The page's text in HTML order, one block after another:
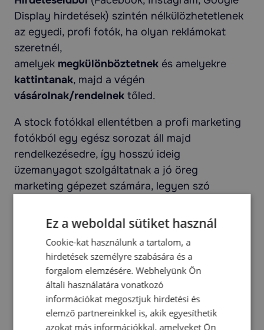
Display hirdetések) szintén nélkülözhetetlenek
az egyedi, profi fotók, ha olyan reklámokat
szeretnél,
amelyek megkülönböztetnek és amelyekre
kattintanak, majd a végén
vásárolnak/rendelnek tőled.
A stock fotókkal ellentétben a profi marketing
fotókból egy egész sorozat áll majd
rendelkezésedre, így hosszú ideig
üzemanyagot szolgáltatnak a jó öreg
marketing gépezet számára, legyen szó
Mit gondolnak ügyfeleink a közös munkáról?
Ebben a videóban elmondják:
Ez a weboldal sütiket használ
Cookie-kat használunk a tartalom, a
hirdetések személyre szabására és a
forgalom elemzésére. Webhelyünk Ön
általi használatára vonatkozó
információkat megosztjuk hirdetési és
elemző partnereinkkel is, akik egyesíthetik
azokat más információkkal, amelyeket Ön